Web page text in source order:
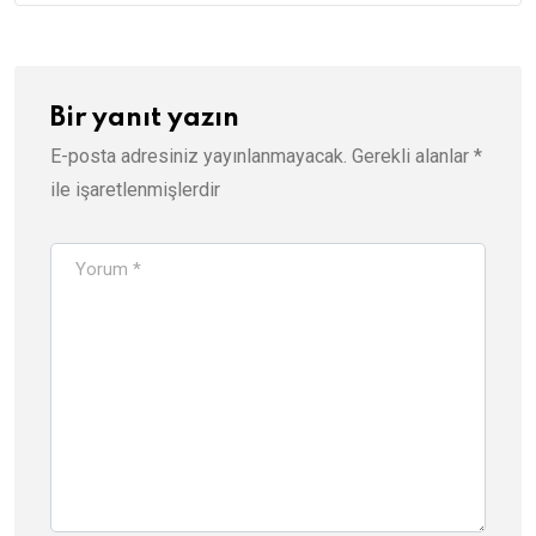
Bir yanıt yazın
E-posta adresiniz yayınlanmayacak. Gerekli alanlar *
ile işaretlenmişlerdir